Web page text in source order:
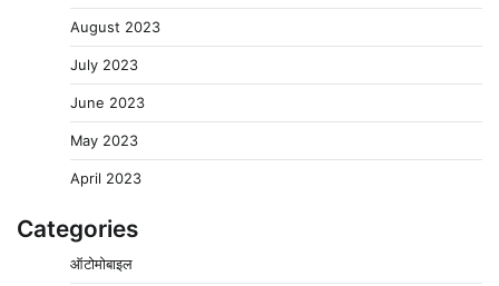
August 2023
July 2023
June 2023
May 2023
April 2023
Categories
ऑटोमोबाइल